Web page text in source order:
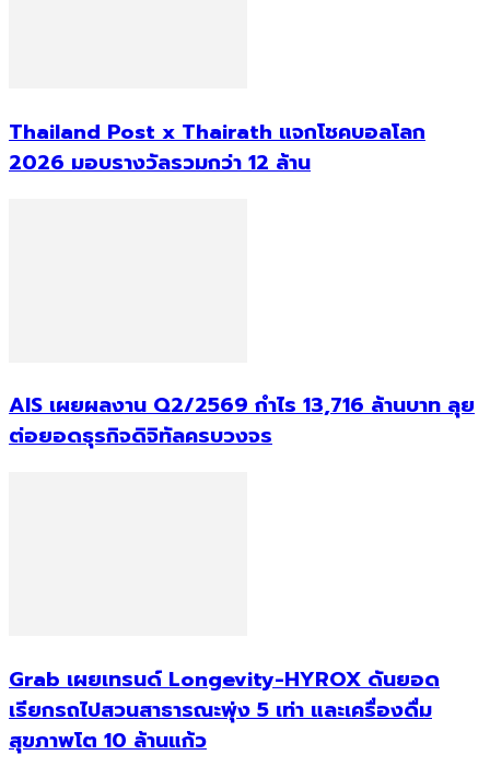
Thailand Post x Thairath แจกโชคบอลโลก
2026 มอบรางวัลรวมกว่า 12 ล้าน
AIS เผยผลงาน Q2/2569 กำไร 13,716 ล้านบาท ลุย
ต่อยอดธุรกิจดิจิทัลครบวงจร
Grab เผยเทรนด์ Longevity-HYROX ดันยอด
เรียกรถไปสวนสาธารณะพุ่ง 5 เท่า และเครื่องดื่ม
สุขภาพโต 10 ล้านแก้ว